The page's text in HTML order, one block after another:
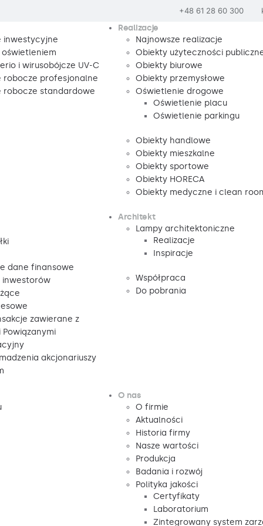
+48 61 28 60 300
inwestycyjne
i wirusobójcze UV-C
robocze profesjonalne
robocze standardowe
Realizacje
Najnowsze realizacje
Obiekty użyteczności
Obiekty biurowe
Obiekty przemysłowe
Oświetlenie drogowe
Oświetlenie placu
Oświetlenie parkingu
Obiekty handlowe
Obiekty mieszkalne
Obiekty sportowe
Obiekty HORECA
Obiekty medyczne i clean
dane finansowe
inwestorów
zawierane z
akcjonariuszy
Architekt
Lampy architektoniczne
Realizacje
Inspiracje
Współpraca
Do pobrania
O nas
O firmie
Aktualności
Historia firmy
Nasze wartości
Produkcja
Badania i rozwój
Polityka jakości
Certyfikaty
Laboratorium
Zintegrowany system